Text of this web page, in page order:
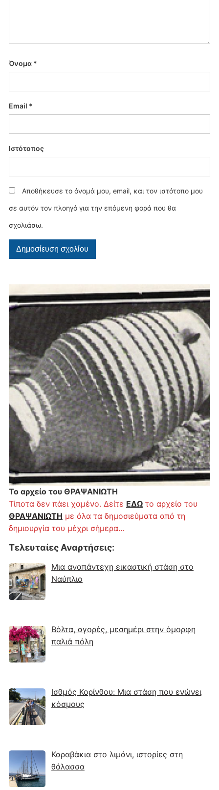
Το αρχείο του ΘΡΑΨΑΝΙΩΤΗ
Τίποτα δεν πάει χαμένο. Δείτε ΕΔΩτο αρχείο του
ΘΡΑΨΑΝΙΩΤΗ με όλα τα δημοσιεύματα από τη
δημιουργία του μέχρι σήμερα…
Τελευταίες Αναρτήσεις:
Μια αναπάντεχη εικαστική στάση στο
Ναύπλιο
Βόλτα, αγορές, μεσημέρι στην όμορφη
παλιά πόλη
Ισθμός Κορίνθου: Μια στάση που ενώνει
κόσμους
Καραβάκια στο λιμάνι, ιστορίες στη
θάλασσα
Όνομα *
Email *
Ιστότοπος
Αποθήκευσε το όνομά μου, email, και τον ιστότοπο μου
σε αυτόν τον πλοηγό για την επόμενη φορά που θα
σχολιάσω.